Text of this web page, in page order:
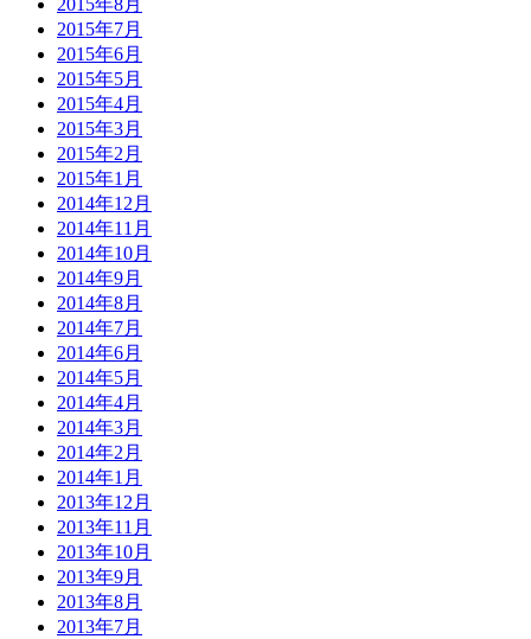
2015年8月
2015年7月
2015年6月
2015年5月
2015年4月
2015年3月
2015年2月
2015年1月
2014年12月
2014年11月
2014年10月
2014年9月
2014年8月
2014年7月
2014年6月
2014年5月
2014年4月
2014年3月
2014年2月
2014年1月
2013年12月
2013年11月
2013年10月
2013年9月
2013年8月
2013年7月